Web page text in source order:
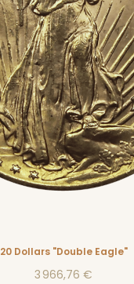
20 Dollars "Double Eagle"
3 966,76 €